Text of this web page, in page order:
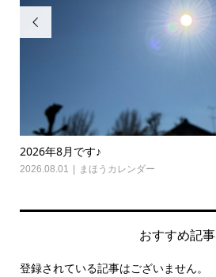

2026年8月です♪
2026.08.01 まほうカレンダー
おすすめ記事
登録されている記事はございません。